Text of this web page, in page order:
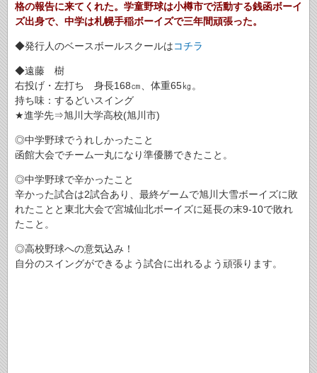
格の報告に来てくれた。学童野球は小樽市で活動する銭函ボーイ
ズ出身で、中学は札幌手稲ボーイズで三年間頑張った。
◆発行人のベースボールスクールはコチラ
◆遠藤 樹
右投げ・左打ち 身長168㎝、体重65㎏。
持ち味：するどいスイング
★進学先⇒旭川大学高校(旭川市)
◎中学野球でうれしかったこと
函館大会でチーム一丸になり準優勝できたこと。
◎中学野球で辛かったこと
辛かった試合は2試合あり、最終ゲームで旭川大雪ボーイズに敗
れたことと東北大会で宮城仙北ボーイズに延長の末9‐10で敗れ
たこと。
◎高校野球への意気込み！
自分のスイングができるよう試合に出れるよう頑張ります。